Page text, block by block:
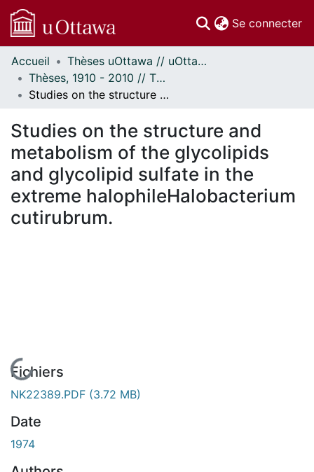
Se connecter
Communautés
et collections
Parcourir
À propos
Accueil
Thèses uOttawa // uOttawa Theses
Thèses, 1910 - 2010 // Theses, 1910 - 2010
Studies on the structure and metabolism of the glycolipids and glycolipid sulfate in the extreme halophileHalobacterium cutirubrum.
Studies on the structure and
metabolism of the glycolipids
and glycolipid sulfate in the
extreme halophileHalobacterium
cutirubrum.
En cours de chargement...
Fichiers
NK22389.PDF (3.72 MB)
Date
1974